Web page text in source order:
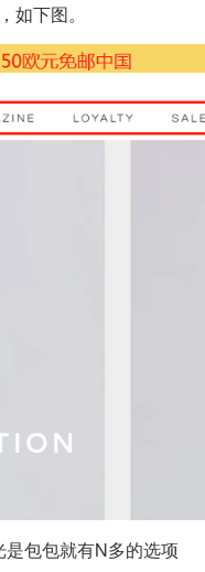
下图。
包包就有N多的选项